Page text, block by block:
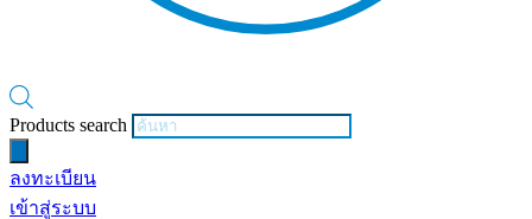
Products search
ลงทะเบียน
เข้าสู่ระบบ